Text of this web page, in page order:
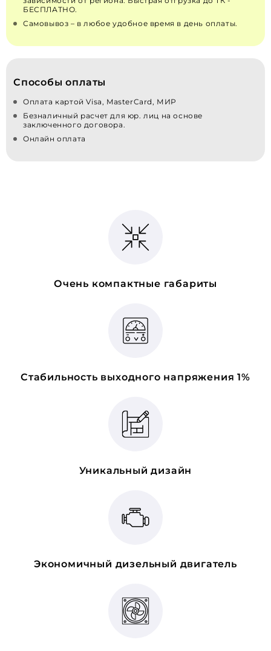
БЕСПЛАТНО.
Самовывоз – в любое удобное время в день оплаты.
Способы оплаты
Оплата картой Visa, MasterCard, МИР
Безналичный расчет для юр. лиц на основе
заключенного договора.
Онлайн оплата
Очень компактные габариты
Стабильность выходного напряжения 1%
Уникальный дизайн
Экономичный дизельный двигатель